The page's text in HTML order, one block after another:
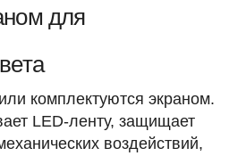
для
комплектуются экраном.
LED-ленту, защищает
воздействий,